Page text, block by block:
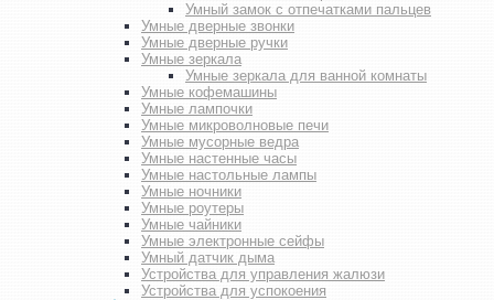
Умный замок с отпечатками пальцев
Умные дверные звонки
Умные дверные ручки
Умные зеркала
Умные зеркала для ванной комнаты
Умные кофемашины
Умные лампочки
Умные микроволновые печи
Умные мусорные ведра
Умные настенные часы
Умные настольные лампы
Умные ночники
Умные роутеры
Умные чайники
Умные электронные сейфы
Умный датчик дыма
Устройства для управления жалюзи
Устройства для успокоения